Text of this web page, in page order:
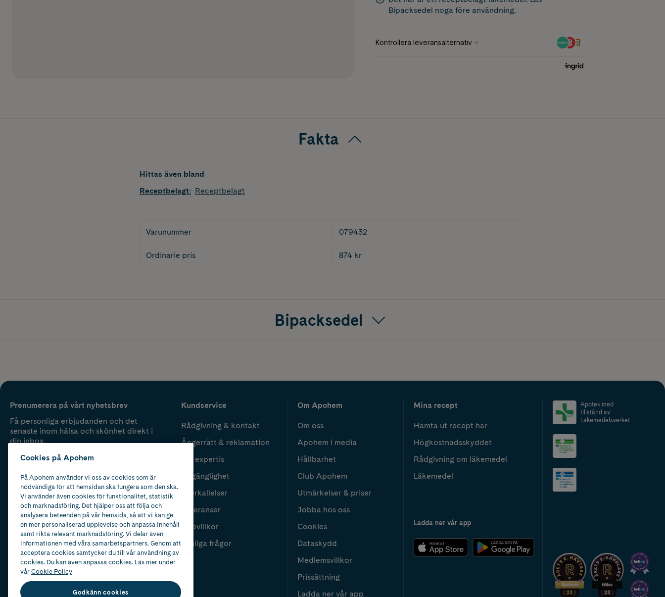
Bipacksedel noga före användning.
Fakta
Hittas även bland
Receptbelagt: Receptbelagt
Varunummer 079432
Ordinarie pris 874 kr
Bipacksedel
Prenumerera på vårt nyhetsbrev
Få personliga erbjudanden och det
senaste inom hälsa och skönhet direkt i
din inbox.
Kundservice
Rådgivning & kontakt
Ångerrätt & reklamation
Vår expertis
Tillgänglighet
Återkallelser
Leveranser
Köpvillkor
Vanliga frågor
Om Apohem
Om oss
Apohem i media
Hållbarhet
Club Apohem
Utmärkelser & priser
Jobba hos oss
Cookies
Dataskydd
Medlemsvillkor
Prissättning
Ladda ner vår app
Mina recept
Hämta ut recept här
Högkostnadsskyddet
Rådgivning om läkemedel
Läkemedel
Ladda ner vår app
Apotek med
tillstånd av
Läkemedelsverket
2024
Cookies på Apohem
På Apohem använder vi oss av cookies som är
nödvändiga för att hemsidan ska fungera som den ska.
Vi använder även cookies för funktionalitet, statistik
och marknadsföring. Det hjälper oss att följa och
analysera beteenden på vår hemsida, så att vi kan ge
en mer personaliserad upplevelse och anpassa innehåll
samt rikta relevant marknadsföring. Vi delar även
informationen med våra samarbetspartners. Genom att
acceptera cookies samtycker du till vår användning av
cookies. Du kan även anpassa cookies. Läs mer under
vårCookie Policy
Godkänn cookies